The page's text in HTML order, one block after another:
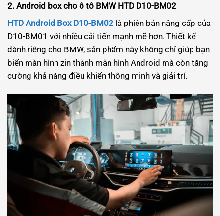
2. Android box cho ô tô BMW HTD D10-BM02
HTD Android Box D10-BM02 là phiên bản nâng cấp của
D10-BM01 với nhiều cải tiến mạnh mẽ hơn. Thiết kế
dành riêng cho BMW, sản phẩm này không chỉ giúp bạn
biến màn hình zin thành màn hình Android mà còn tăng
cường khả năng điều khiển thông minh và giải trí.